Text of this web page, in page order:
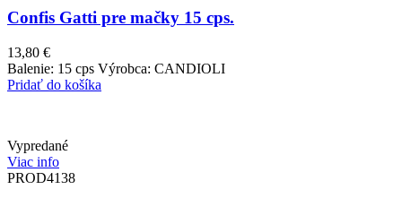
Confis Gatti pre mačky 15 cps.
13,80 €
Balenie: 15 cps Výrobca: CANDIOLI
Pridať do košíka
Vypredané
Viac info
PROD4138